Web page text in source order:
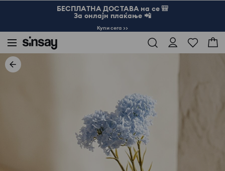
БЕСПЛАТНА ДОСТАВА на се 🎒
За онлајн плаќање 📲
Купи сега >>